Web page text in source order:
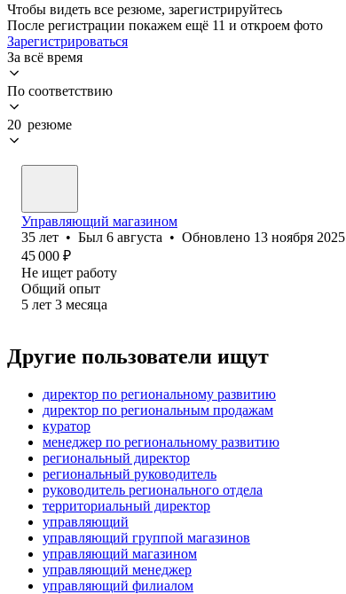
Чтобы видеть все резюме, зарегистрируйтесь
После регистрации покажем ещё 11 и откроем фото
Зарегистрироваться
За всё время
По соответствию
20 резюме
Управляющий магазином
35 лет • Был 6 августа • Обновлено 13 ноября 2025
45 000 ₽
Не ищет работу
Общий опыт
5 лет 3 месяца
Другие пользователи ищут
директор по региональному развитию
директор по региональным продажам
куратор
менеджер по региональному развитию
региональный директор
региональный руководитель
руководитель регионального отдела
территориальный директор
управляющий
управляющий группой магазинов
управляющий магазином
управляющий менеджер
управляющий филиалом